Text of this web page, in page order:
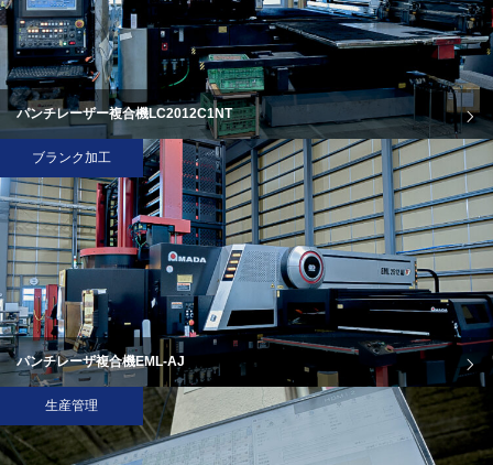
パンチレーザー複合機LC2012C1NT
ブランク加工
パンチレーザ複合機EML-AJ
生産管理